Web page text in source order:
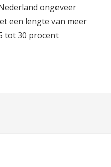
ongeveer
een lengte van meer
tot 30 procent